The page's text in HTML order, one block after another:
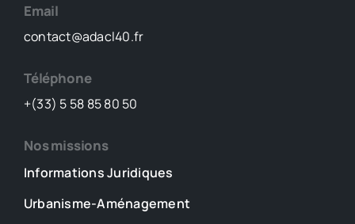
Email
contact@adacl40.fr
Téléphone
+(33) 5 58 85 80 50
Nos missions
Informations Juridiques
Urbanisme-Aménagement